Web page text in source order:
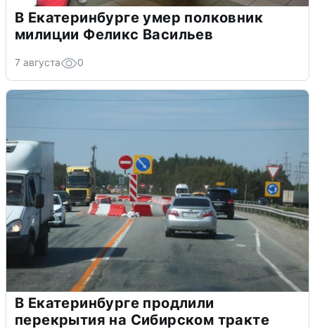
В Екатеринбурге умер полковник
милиции Феликс Васильев
7 августа 0
В Екатеринбурге продлили
перекрытия на Сибирском тракте